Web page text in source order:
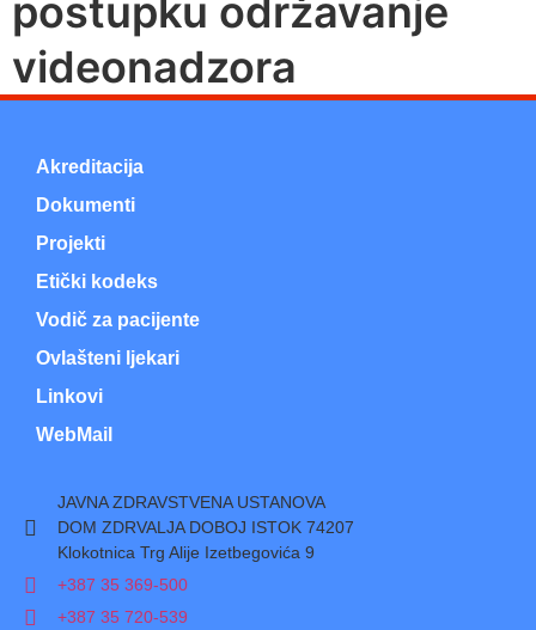
postupku održavanje
videonadzora
Akreditacija
Dokumenti
Projekti
Etički kodeks
Vodič za pacijente
Ovlašteni ljekari
Linkovi
WebMail
JAVNA ZDRAVSTVENA USTANOVA
DOM ZDRVALJA DOBOJ ISTOK 74207
Klokotnica Trg Alije Izetbegovića 9
+387 35 369-500
+387 35 720-539